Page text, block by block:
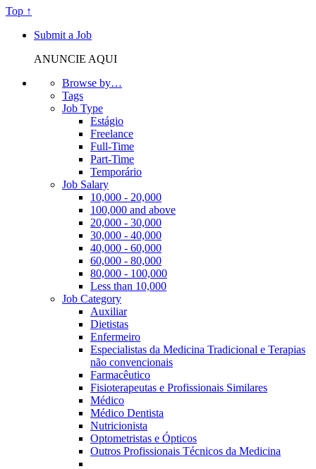
Top ↑
Submit a Job
ANUNCIE AQUI
Browse by…
Tags
Job Type
Estágio
Freelance
Full-Time
Part-Time
Temporário
Job Salary
10,000 - 20,000
100,000 and above
20,000 - 30,000
30,000 - 40,000
40,000 - 60,000
60,000 - 80,000
80,000 - 100,000
Less than 10,000
Job Category
Auxiliar
Dietistas
Enfermeiro
Especialistas da Medicina Tradicional e Terapias
não convencionais
Farmacêutico
Fisioterapeutas e Profissionais Similares
Médico
Médico Dentista
Nutricionista
Optometristas e Ópticos
Outros Profissionais Técnicos da Medicina